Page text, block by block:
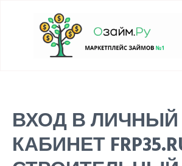
ВХОД В ЛИЧНЫЙ
КАБИНЕТ